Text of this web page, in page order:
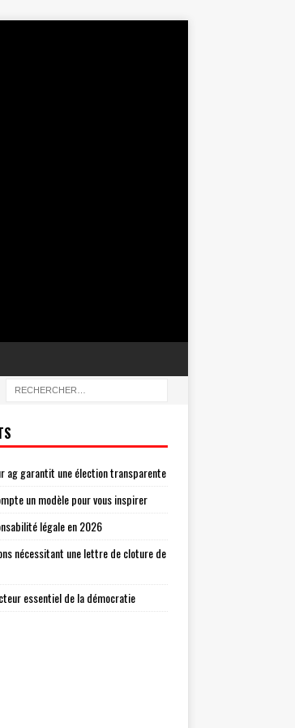
ag garantit une élection transparente
un modèle pour vous inspirer
légale en 2026
nécessitant une lettre de cloture de
essentiel de la démocratie